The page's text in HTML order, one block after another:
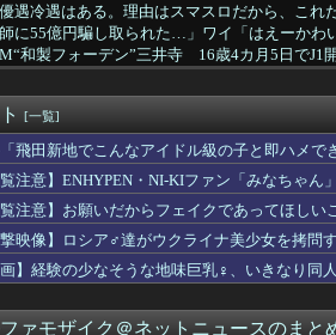
遇冷遇はある。理由はスマスロだから、これ
に55億円騙し取られた…」ワイ「はえーかわ
M“和製フォーデン”三井寺 16歳4カ月5日でJ1
？」私「この待遇でどうやって結婚するんで
DQNに絡まれてカツアゲされた。でも父のま
るはずなのに、初めてデリ呼んで嬢を嗅いだ
爺さん、隙あらば他人のカゴに商品を入れよ
にバッチリ映った55歳露出魔「身に覚えがあ
さん、限界突破ｗｗｗwｗｗｗｗｗｗｗｗ❤
ラ：思い出の品を綺麗にしていく。
左派の社会学者、イオン爆発事故の例のテナ
しない体型の女子が好きなやついる？
[一覧]
飛田新地でこんなアイドル級の子と即ハメ
覧注意】ENHYPEN・NI-KIファン「みなちゃ
覧注意】お願いだからフェイクであってほし
撃映像】ロシア♂達がウクライナ美少女を拷問
画】経験の少なそうな地味巨乳♀、いきなり同
ァモザイク＠ネットニュースのまと